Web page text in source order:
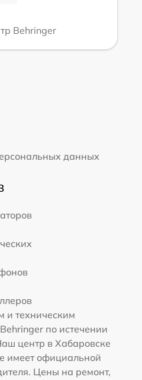
Behringer
данных
и техническим
по истечении
центр в Хабаровске
имеет официальной
Цены на ремонт,